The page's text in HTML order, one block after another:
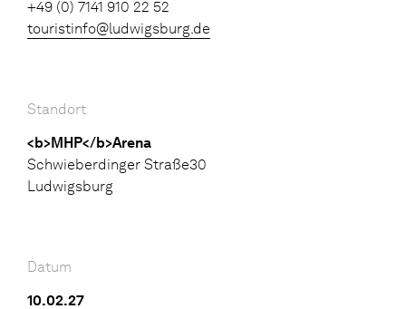
+49 (0) 7141 910 22 52
touristinfo@ludwigsburg.de
Standort
<b>MHP</b>Arena
Schwieberdinger Straße30
Ludwigsburg
Datum
10.02.27